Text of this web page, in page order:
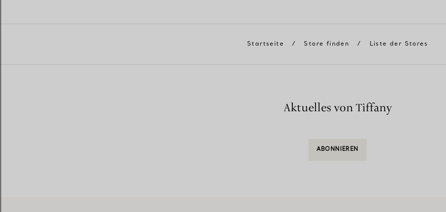
Startseite / Store finden / Liste der Stores
Aktuelles von Tiffany
ABONNIEREN